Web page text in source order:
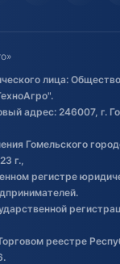
оферты
на учет
2024
лица:
адрес: 246007, г.
Гомельского
г.,
регистре
реестре